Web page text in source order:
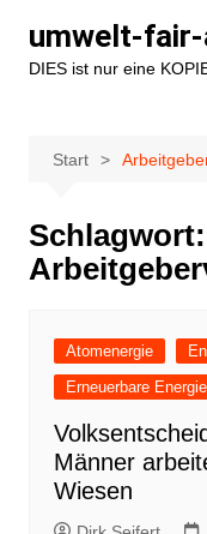
Inhalt
springen
umwelt-
DIES ist nur eine
Start
Schlagwort:
Atomenergie
Erneuerbare
Männer
Wiesen